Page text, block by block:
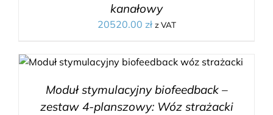
kanałowy
20520.00 zł z VAT
Moduł stymulacyjny biofeedback –
zestaw 4-planszowy: Wóz strażacki